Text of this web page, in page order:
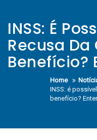
INSS: É
Recusa
Benefício?
Home
INSS: é
benefício?